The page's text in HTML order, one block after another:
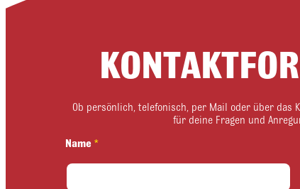
Ob persönlich, telefonisch, per Mail oder über das
für deine Fragen und
aName *